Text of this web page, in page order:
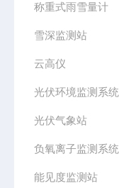
称重式雨雪量计
雪深监测站
云高仪
光伏环境监测系统
光伏气象站
负氧离子监测系统
能见度监测站